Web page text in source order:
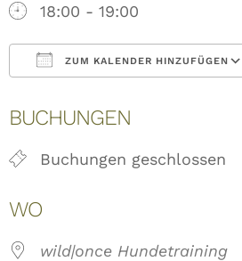
18:00 - 19:00
ZUM KALENDER HINZUFÜGEN
BUCHUNGEN
Buchungen geschlossen
WO
wild|once Hundetraining